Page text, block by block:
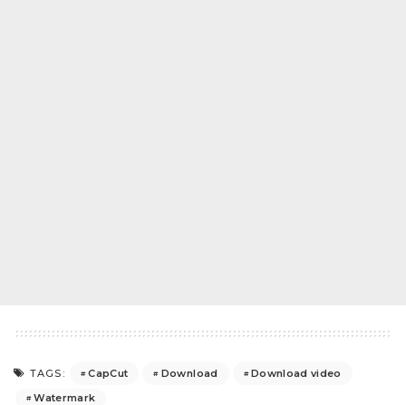
TAGS: CapCut Download
Download video
Watermark